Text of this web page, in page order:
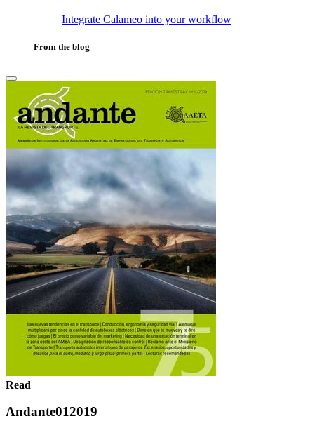
Integrate Calameo into your workflow
From the blog
Read
Andante012019